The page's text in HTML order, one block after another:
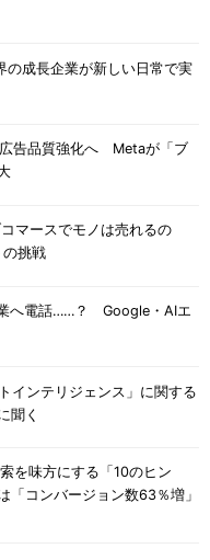
成長企業が新しい日常で実
告品質強化へ Metaが「ブ
マースでモノは売れるの
挑戦
へ電話……？ Google・AIエ
インテリジェンス」に関する
聞く
を味方にする「10のヒン
コンバージョン数63％増」